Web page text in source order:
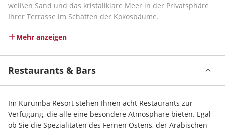
weißen Sand und das kristallklare Meer in der Privatsphäre
Ihrer Terrasse im Schatten der Kokosbäume.
Mehr anzeigen
Restaurants & Bars
Im Kurumba Resort stehen Ihnen acht Restaurants zur
Verfügung, die alle eine besondere Atmosphäre bieten. Egal
ob Sie die Spezialitäten des Fernen Ostens, der Arabischen